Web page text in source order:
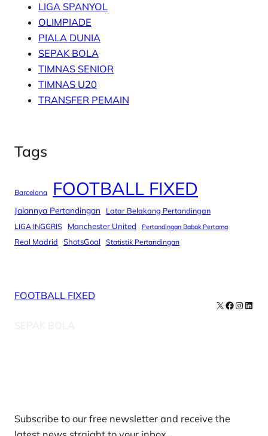
LIGA SPANYOL
OLIMPIADE
PIALA DUNIA
SEPAK BOLA
TIMNAS SENIOR
TIMNAS U20
TRANSFER PEMAIN
Tags
Barcelona FOOTBALL FIXED
Jalannya Pertandingan Latar Belakang Pertandingan
LIGA INGGRIS Manchester United Pertandingan Babak Pertama
Real Madrid ShotsGoal Statistik Pertandingan
FOOTBALL FIXED
SEPAK BOLA
X Facebook
Subscribe to our free newsletter and receive the